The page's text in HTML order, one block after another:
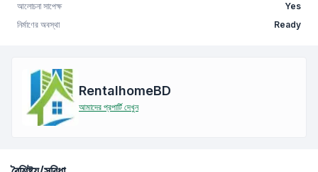
আলোচনা সাপেক্ষ
Yes
নির্মাণের অবস্থা
Ready
RentalhomeBD
আমাদের প্রপার্টি দেখুন